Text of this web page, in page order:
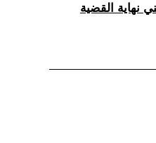
نهاية القضية